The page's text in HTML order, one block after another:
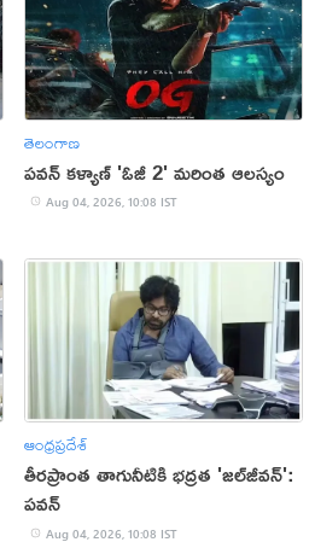
తెలంగాణ
పవన్ కళ్యాణ్ 'ఓజీ 2' మరింత ఆలస్యం
Aug 04, 2026, 10:08 IST
ఆంధ్రప్రదేశ్
తీరప్రాంత తాగునీటికి భద్రత 'జల్‌జీవన్':
పవన్‌
Aug 04, 2026, 10:08 IST